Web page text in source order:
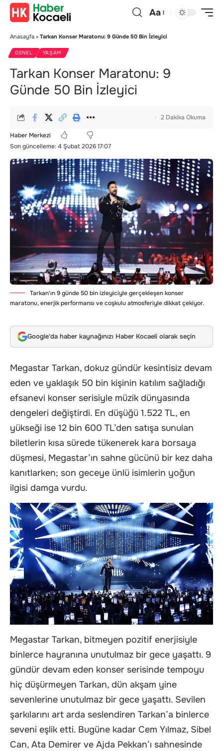
Aa
Anasayfa » Tarkan Konser Maratonu: 9 Günde 50 Bin İzleyici
GENEL YAŞAM
Tarkan Konser Maratonu: 9
Günde 50 Bin İzleyici
Son güncelleme: 4 Şubat 2026 17:07
Haber Merkezi
2 Dakika Okuma
Tarkan'ın 9 günde 50 bin izleyiciyle gerçekleşen konser
maratonu, enerjik performansı ve coşkulu atmosferiyle dikkat çekiyor.
Google'da haber kaynağınızı Haber Kocaeli olarak seçin
Megastar Tarkan, dokuz gündür kesintisiz devam
eden ve yaklaşık 50 bin kişinin katılım sağladığı
efsanevi konser serisiyle müzik dünyasında
dengeleri değiştirdi. En düşüğü 1.522 TL, en
yükseği ise 12 bin 600 TL’den satışa sunulan
biletlerin kısa sürede tükenerek kara borsaya
düşmesi, Megastar’ın sahne gücünü bir kez daha
kanıtlarken; son geceye ünlü isimlerin yoğun
ilgisi damga vurdu.
Megastar Tarkan, bitmeyen pozitif enerjisiyle
binlerce hayranına unutulmaz bir gece yaşattı. 9
gündür devam eden konser serisinde tempoyu
hiç düşürmeyen Tarkan, dün akşam yine
sevenlerine unutulmaz bir gece yaşattı. Sevilen
şarkılarını art arda seslendiren Tarkan’a binlerce
seveni eşlik etti. Bugüne kadar Cem Yılmaz, Sibel
Can, Ata Demirer ve Ajda Pekkan’ı sahnesinde